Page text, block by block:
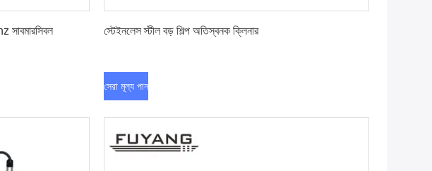
সাবমারসিবল
স্টেইনলেস স্টীল বড় শিল্প অতিস্বনক ক্লিনার
সেরা মূল্য পান